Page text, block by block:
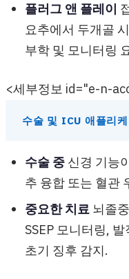
플러그 앤 플레이
요추에서 두개골
부학 및 모니터링
<세부정보 id="e-n-
수술 및 ICU 애플리
수술 중 신경 기능
추 융합 또는 혈관
중요한 치료 뇌졸
SSEP 모니터링,
초기 징후 감지.